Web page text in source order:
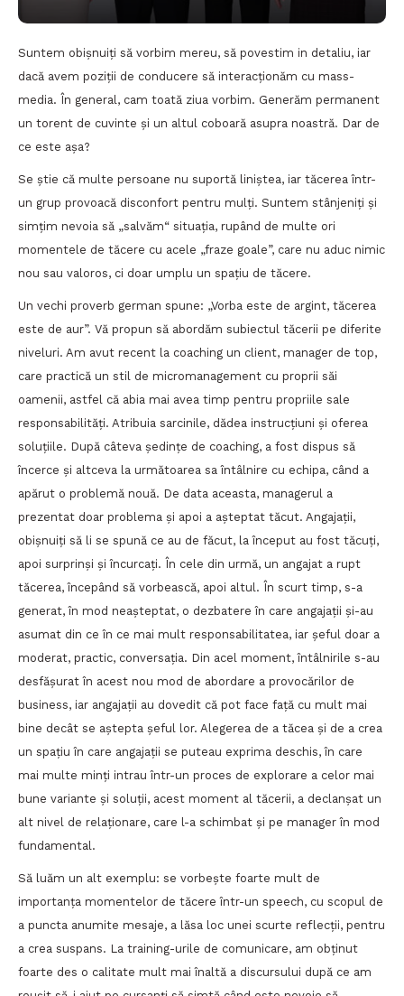
Suntem obișnuiți să vorbim mereu, să povestim in detaliu, iar
dacă avem poziții de conducere să interacționăm cu mass-
media. În general, cam toată ziua vorbim. Generăm permanent
un torent de cuvinte și un altul coboară asupra noastră. Dar de
ce este așa?
Se știe că multe persoane nu suportă liniștea, iar tăcerea într-
un grup provoacă disconfort pentru mulți. Suntem stânjeniți și
simțim nevoia să „salvăm“ situația, rupând de multe ori
momentele de tăcere cu acele „fraze goale”, care nu aduc nimic
nou sau valoros, ci doar umplu un spațiu de tăcere.
Un vechi proverb german spune: „Vorba este de argint, tăcerea
este de aur”. Vă propun să abordăm subiectul tăcerii pe diferite
niveluri. Am avut recent la coaching un client, manager de top,
care practică un stil de micromanagement cu proprii săi
oamenii, astfel că abia mai avea timp pentru propriile sale
responsabilități. Atribuia sarcinile, dădea instrucțiuni și oferea
soluțiile. După câteva ședințe de coaching, a fost dispus să
încerce și altceva la următoarea sa întâlnire cu echipa, când a
apărut o problemă nouă. De data aceasta, managerul a
prezentat doar problema și apoi a așteptat tăcut. Angajații,
obișnuiți să li se spună ce au de făcut, la început au fost tăcuți,
apoi surprinși și încurcați. În cele din urmă, un angajat a rupt
tăcerea, începând să vorbească, apoi altul. În scurt timp, s-a
generat, în mod neașteptat, o dezbatere în care angajații și-au
asumat din ce în ce mai mult responsabilitatea, iar șeful doar a
moderat, practic, conversația. Din acel moment, întâlnirile s-au
desfășurat în acest nou mod de abordare a provocărilor de
business, iar angajații au dovedit că pot face față cu mult mai
bine decât se aștepta șeful lor. Alegerea de a tăcea și de a crea
un spațiu în care angajații se puteau exprima deschis, în care
mai multe minți intrau într-un proces de explorare a celor mai
bune variante și soluții, acest moment al tăcerii, a declanșat un
alt nivel de relaționare, care l-a schimbat și pe manager în mod
fundamental.
Să luăm un alt exemplu: se vorbește foarte mult de
importanța momentelor de tăcere într-un speech, cu scopul de
a puncta anumite mesaje, a lăsa loc unei scurte reflecții, pentru
a crea suspans. La training-urile de comunicare, am obținut
foarte des o calitate mult mai înaltă a discursului după ce am